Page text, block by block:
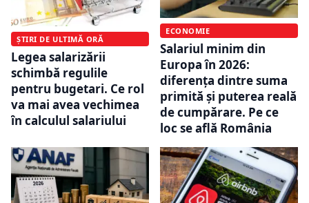
ȘTIRI DE ULTIMĂ ORĂ
Legea salarizării
schimbă regulile
pentru bugetari. Ce rol
va mai avea vechimea
în calculul salariului
ECONOMIE
Salariul minim din
Europa în 2026:
diferența dintre suma
primită și puterea reală
de cumpărare. Pe ce
loc se află România